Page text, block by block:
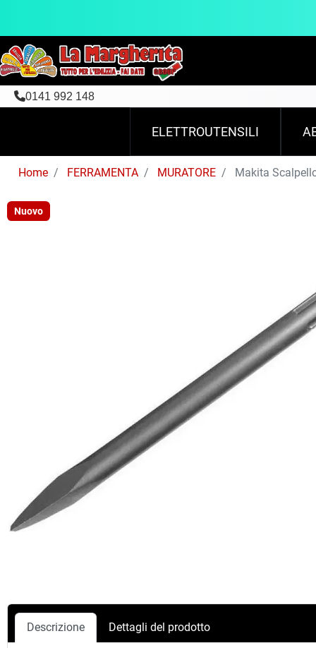
0141 992 148
ELETTROUTENSILI
Home FERRAMENTA MURATORE Makita
Nuovo
Descrizione Dettagli del prodotto